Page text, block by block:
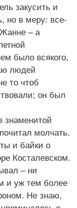
закусить и
но в меру: все-
– а
было всякого,
людей
то чтоб
он был
знаменитой
молчать.
и байки о
Косталевском.
– ни
и уж тем более
Не знаю,